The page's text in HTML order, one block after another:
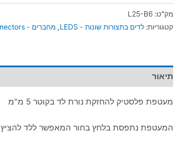
מק"ט: L25-B6
קטגוריות: לדים בתצורות שונות - LEDS , מחברים - Connectors
תיאור
מעטפת פלסטיק להחזקת נורת לד בקוטר 5 מ"מ
המעטפת נתפסת בלחץ בחור המאפשר ללד להציץ